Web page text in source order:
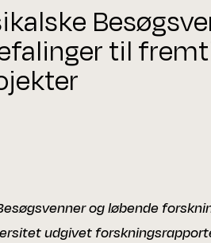
til
og løbende
udgivet